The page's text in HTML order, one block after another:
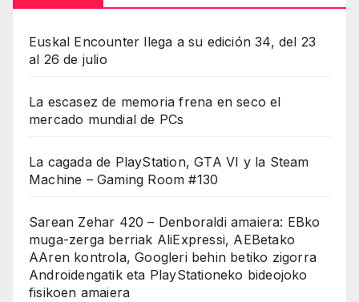
Euskal Encounter llega a su edición 34, del 23
al 26 de julio
La escasez de memoria frena en seco el
mercado mundial de PCs
La cagada de PlayStation, GTA VI y la Steam
Machine – Gaming Room #130
Sarean Zehar 420 – Denboraldi amaiera: EBko
muga-zerga berriak AliExpressi, AEBetako
AAren kontrola, Googleri behin betiko zigorra
Androidengatik eta PlayStationeko bideojoko
fisikoen amaiera